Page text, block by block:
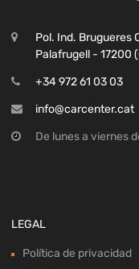
Pol. Ind. Brugueres
Palafrugell - 17200
+34 972 61 03 03
info@carcenter.cat
De lunes a viernes
LEGAL
Política de privacidad